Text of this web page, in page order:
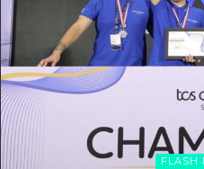
FLASH